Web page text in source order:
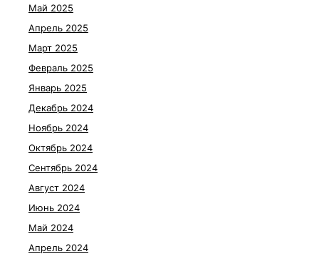
Май 2025
Апрель 2025
Март 2025
Февраль 2025
Январь 2025
Декабрь 2024
Ноябрь 2024
Октябрь 2024
Сентябрь 2024
Август 2024
Июнь 2024
Май 2024
Апрель 2024